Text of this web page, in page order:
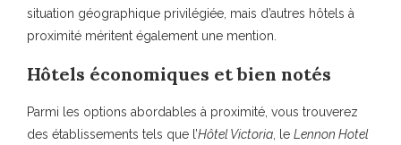
situation géographique privilégiée, mais d’autres hôtels à
proximité méritent également une mention.
Hôtels économiques et bien notés
Parmi les options abordables à proximité, vous trouverez
des établissements tels que l’Hôtel Victoria , le Lennon Hotel